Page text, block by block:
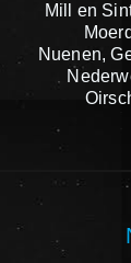
Mill en
Nuenen,